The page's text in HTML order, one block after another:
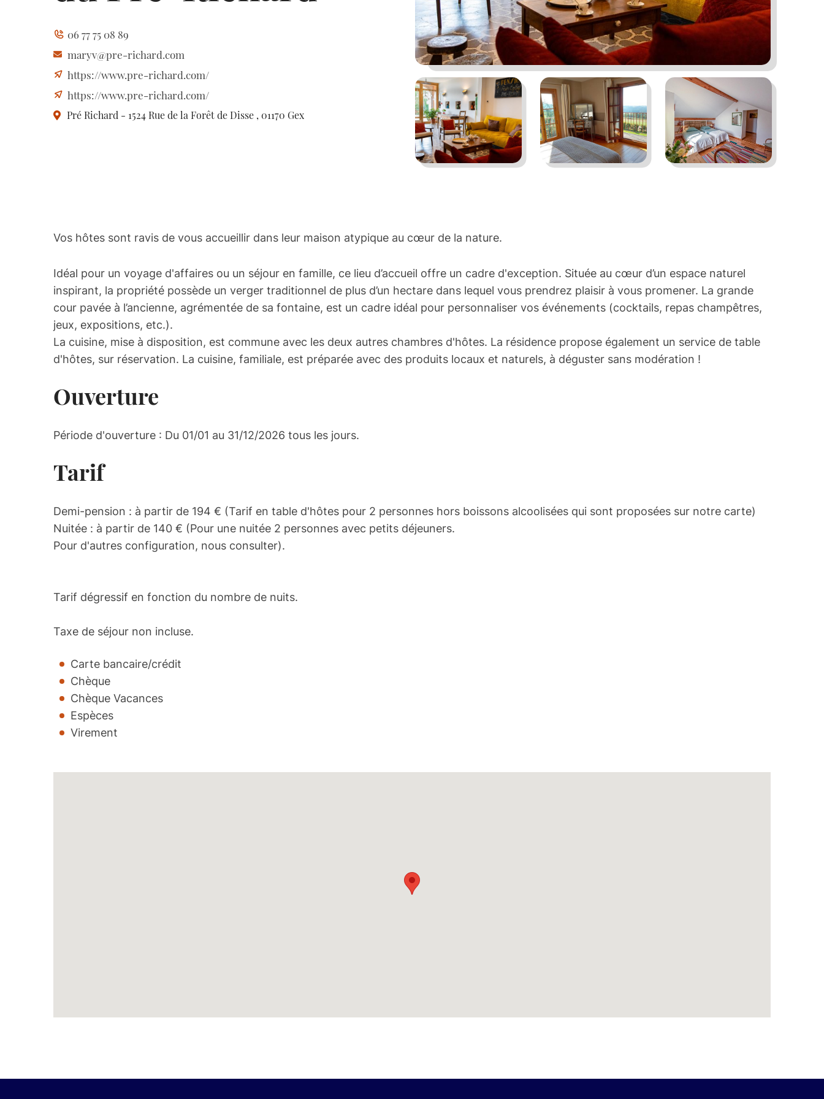
06 77 75 08 89
maryv@pre-richard.com
https://www.pre-richard.com/
https://www.pre-richard.com/
Pré Richard - 1524 Rue de la Forêt de Disse , 01170 Gex
Vos hôtes sont ravis de vous accueillir dans leur maison atypique au cœur de la nature.
Idéal pour un voyage d'affaires ou un séjour en famille, ce lieu d’accueil offre un cadre d'exception. Située au cœur d’un espace naturel
inspirant, la propriété possède un verger traditionnel de plus d’un hectare dans lequel vous prendrez plaisir à vous promener. La grande
cour pavée à l’ancienne, agrémentée de sa fontaine, est un cadre idéal pour personnaliser vos événements (cocktails, repas champêtres,
jeux, expositions, etc.).
La cuisine, mise à disposition, est commune avec les deux autres chambres d'hôtes. La résidence propose également un service de table
d'hôtes, sur réservation. La cuisine, familiale, est préparée avec des produits locaux et naturels, à déguster sans modération !
Ouverture
Période d'ouverture : Du 01/01 au 31/12/2026 tous les jours.
Tarif
Demi-pension : à partir de 194 € (Tarif en table d'hôtes pour 2 personnes hors boissons alcoolisées qui sont proposées sur notre carte)
Nuitée : à partir de 140 € (Pour une nuitée 2 personnes avec petits déjeuners.
Pour d'autres configuration, nous consulter).
Tarif dégressif en fonction du nombre de nuits.
Taxe de séjour non incluse.
Carte bancaire/crédit
Chèque
Chèque Vacances
Espèces
Virement